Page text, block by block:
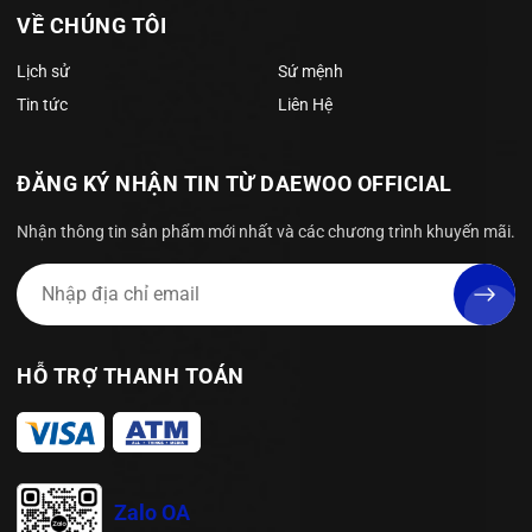
thích cần sản phẩm bền, nấu ăn kiểu truyền thống , thích áp
chảo, giữ nhiệt lâu, và biết cách bảo quản.
VỀ CHÚNG TÔI
Lịch sử
Sứ mệnh
Tin tức
Liên Hệ
ĐĂNG KÝ NHẬN TIN TỪ DAEWOO OFFICIAL
Nhận thông tin sản phẩm mới nhất và các chương trình khuyến mãi.
HỖ TRỢ THANH TOÁN
Zalo OA